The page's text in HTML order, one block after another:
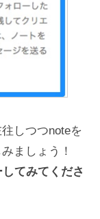
しつつnoteを
みましょう！
てみてくださ